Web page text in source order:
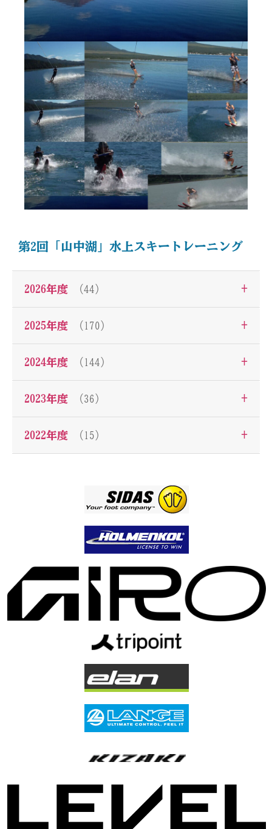
第2回「山中湖」水上スキートレーニング
2026年度 （44） +
2025年度 （170） +
2024年度 （144） +
2023年度 （36） +
2022年度 （15） +